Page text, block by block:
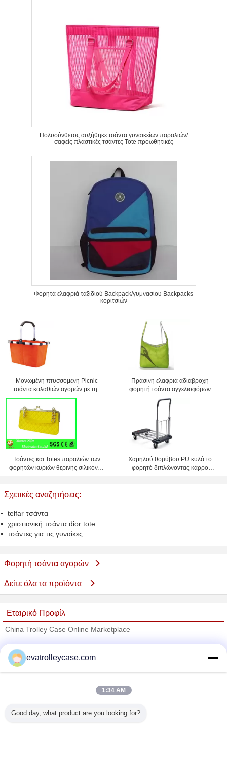
Πολυσύνθετος αυξήθηκε τσάντα γυναικείων παραλιών/
σαφείς πλαστικές τσάντες Tote προωθητικές
Φορητά ελαφριά ταξιδιού Backpack/γυμνασίου Backpacks
κοριτσιών
Μονωμένη πτυσσόμενη Picnic
τσάντα καλαθιών αγορών με την
κάλυψη 45 * 27 * 24cm
Πράσινη ελαφριά αδιάβροχη
φορητή τσάντα αγγελιοφόρων
Cordura τσαντών αγορών
Τσάντες και Totes παραλιών των
φορητών κυριών θερινής σιλικόνης
Χαμηλού θορύβου PU κυλά το
φορητό διπλώνοντας κάρρο
Σχετικές αναζητήσεις:
telfar τσάντα
χριστιανική τσάντα dior tote
τσάντες για τις γυναίκες
Φορητή τσάντα αγορών
Δείτε όλα τα προϊόντα
Εταιρικό Προφίλ
China Trolley Case Online Marketplace
Trust Seal
Verified Suplier
Όλα τα Προϊόντα
evatrolleycase.com
1:34 AM
Good day, what product are you looking for?